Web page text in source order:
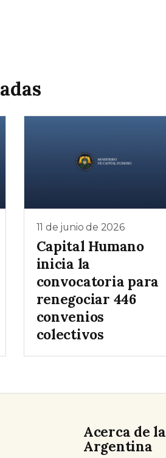
11 de junio de 2026
Capital Humano
inicia la
convocatoria para
renegociar 446
convenios
colectivos
Acerca de
Argentina